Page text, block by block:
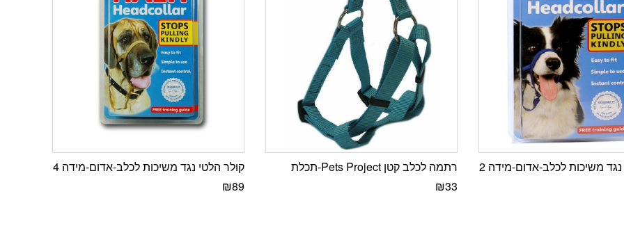
משיכות לכלב-אדום-מידה 2
רתמה לכלב קטן Pets Project-תכלת
₪33
קולר הלטי נגד משיכות לכלב-אדום-מידה 4
₪89